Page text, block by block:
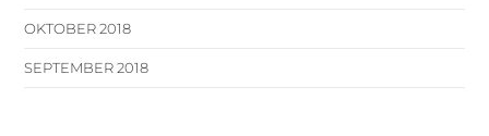
OKTOBER 2018
SEPTEMBER 2018